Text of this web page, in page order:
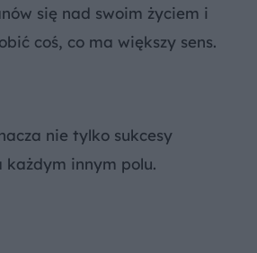
się nad swoim życiem i
coś, co ma większy sens.
nie tylko sukcesy
każdym innym polu.